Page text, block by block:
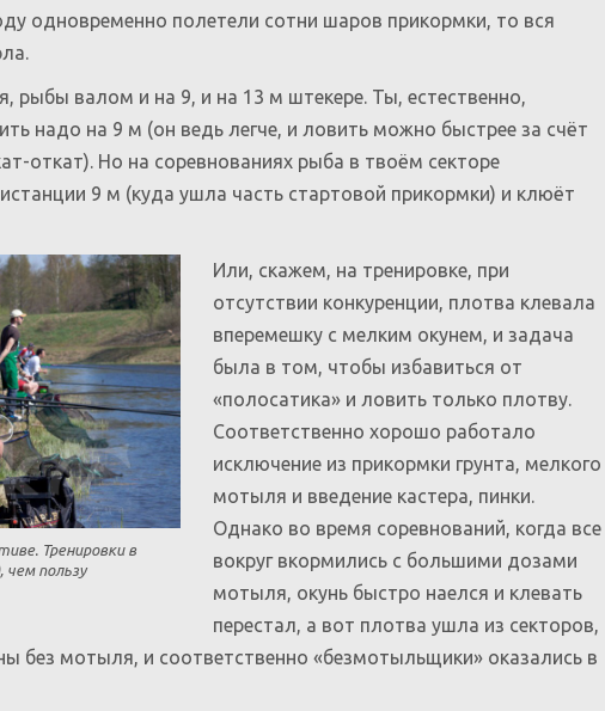
одновременно полетели сотни шаров прикормки, то вся
рыбы валом и на 9, и на 13 м штекере. Ты, естественно,
надо на 9 м (он ведь легче, и ловить можно быстрее за счёт
откат). Но на соревнованиях рыба в твоём секторе
9 м (куда ушла часть стартовой прикормки) и клюёт
Тренировки в
чем пользу
Или, скажем, на тренировке, при
отсутствии конкуренции, плотва клевала
вперемешку с мелким окунем, и задача
была в том, чтобы избавиться от
«полосатика» и ловить только плотву.
Соответственно хорошо работало
исключение из прикормки грунта, мелкого
мотыля и введение кастера, пинки.
Однако во время соревнований, когда все
вокруг вкормились с большими дозами
мотыля, окунь быстро наелся и клевать
перестал, а вот плотва ушла из секторов,
без мотыля, и соответственно «безмотыльщики» оказались в